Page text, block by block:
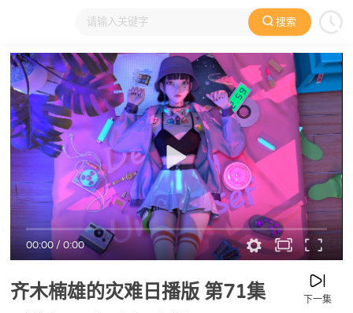
搜索
大家在看 日本动漫 国产动漫 欧美动漫 动漫电影
00:00/0:00
齐木楠雄的灾难日播版第71集 下一集